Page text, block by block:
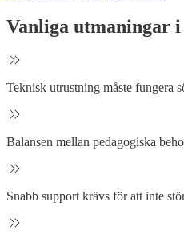
Vanliga utmaningar
Teknisk utrustning måste fungera
Balansen mellan pedagogiska
Snabb support krävs för att inte